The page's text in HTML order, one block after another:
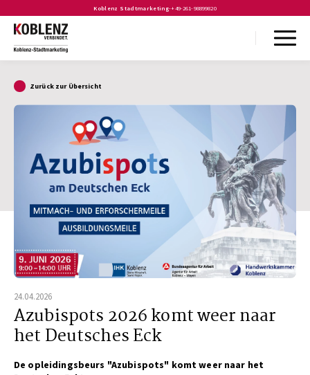
Koblenz Stadtmarketing-+49-261-98899820
Zurück zur Übersicht
24.04.2026
Azubispots 2026 komt weer naar
het Deutsches Eck
De opleidingsbeurs "Azubispots" komt weer naar het